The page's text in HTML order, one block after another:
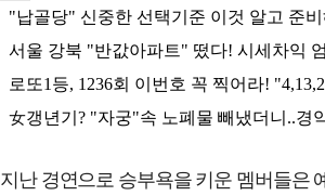
지난 경연으로 승부욕을 키운 멤버들은